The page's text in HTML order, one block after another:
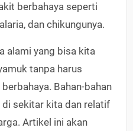
berbahaya seperti
dan chikungunya.
alami yang bisa kita
tanpa harus
Bahan-bahan
sekitar kita dan relatif
Artikel ini akan